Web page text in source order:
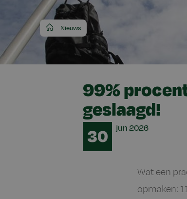
Aeres
VMBO
Nieuws
99%
geslaagd!
30 jun2026
Wat een
opmaken: